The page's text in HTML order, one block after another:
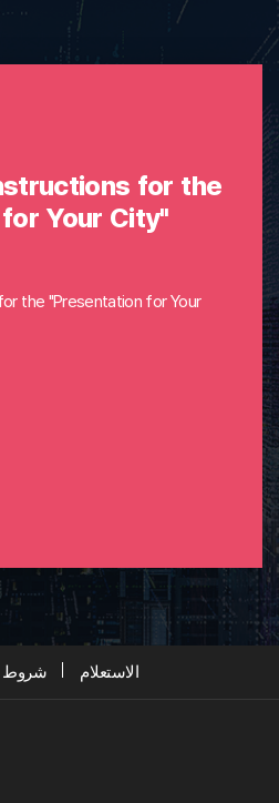
for the
Your City"
the "Presentation for Your
شروط الاستعلام